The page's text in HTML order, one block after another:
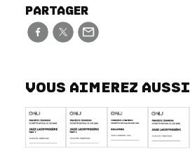
e
J
a
z
a
c
PARTAGER
VOUS AIMEREZ AUSSI